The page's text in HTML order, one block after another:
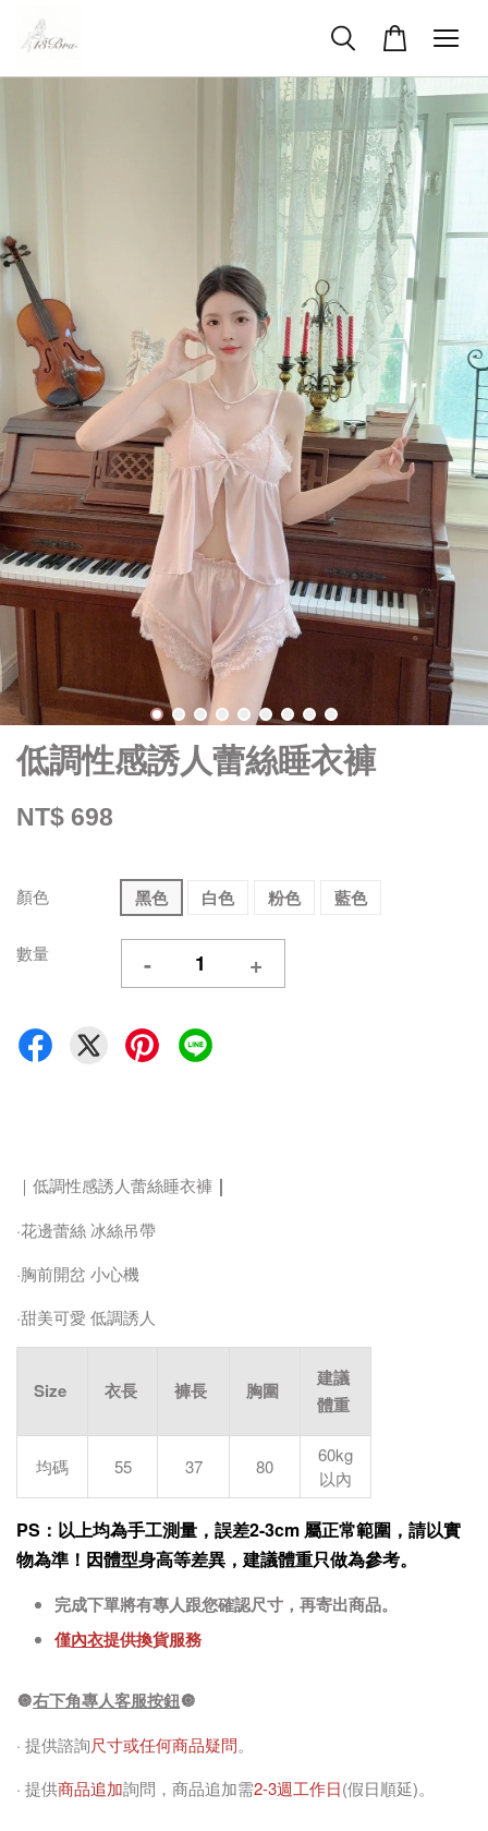
低調性感誘人蕾絲睡衣褲
NT$ 698
顏色 黑色 白色 粉色 藍色
數量 - +
｜低調性感誘人蕾絲睡衣褲 ｜
·花邊蕾絲 冰絲吊帶
·胸前開岔 小心機
·甜美可愛 低調誘人
Size 衣長 褲長 胸圍
建議
體重
均碼 55 37 80
60kg
以內
PS：以上均為手工測量，誤差2-3cm 屬正常範圍，請以實
物為準！因體型身高等差異，建議體重只做為參考。
完成下單將有專人跟您確認尺寸，再寄出商品。
僅內衣提供換貨服務
🔘右下角專人客服按鈕🔘
· 提供諮詢尺寸或任何商品疑問。
· 提供商品追加詢問，商品追加需2-3週工作日(假日順延)。